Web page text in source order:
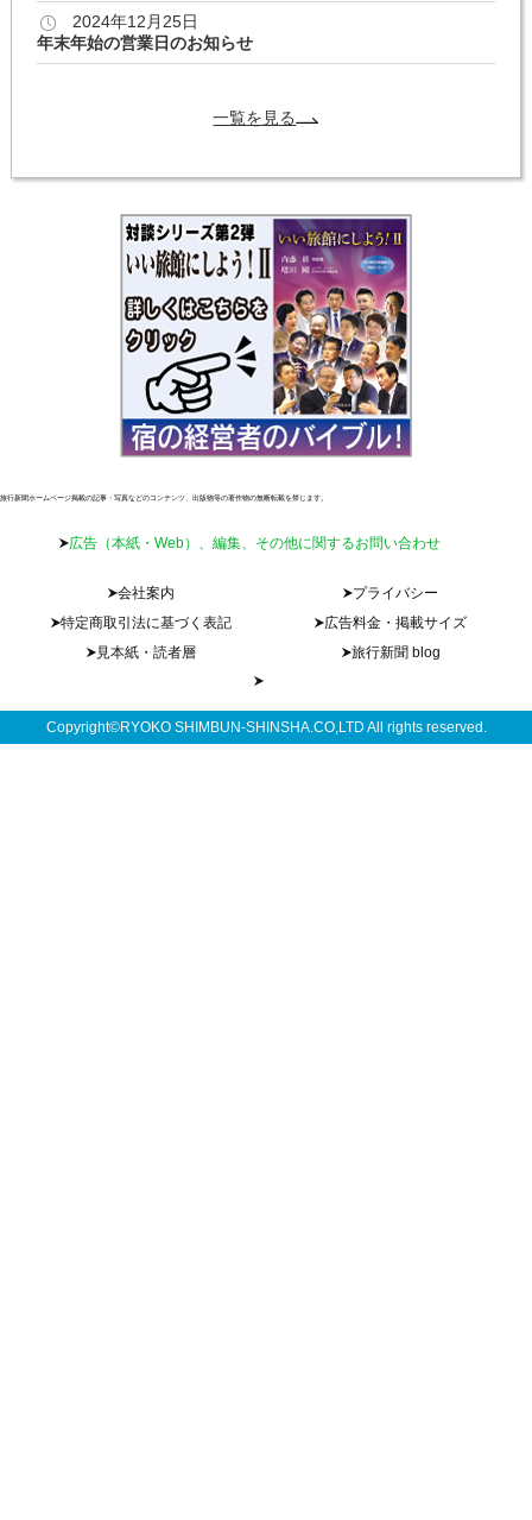
2024年12月25日
年末年始の営業日のお知らせ
一覧を見る
旅行新聞ホームページ掲載の記事・写真などのコンテンツ、出版物等の著作物の無断転載を禁じます。
広告（本紙・Web）、編集、その他に関するお問い合わせ
会社案内
プライバシー
特定商取引法に基づく表記
広告料金・掲載サイズ
見本紙・読者層
旅行新聞 blog
Copyright©RYOKO SHIMBUN-SHINSHA.CO,LTD All rights reserved.